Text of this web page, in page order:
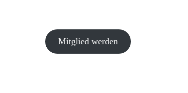
Mitglied werden